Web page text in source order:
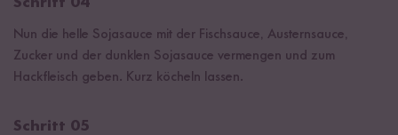
Nun die helle Sojasauce mit der Fischsauce, Austernsauce,
Zucker und der dunklen Sojasauce vermengen und zum
Hackfleisch geben. Kurz köcheln lassen.
Schritt 05